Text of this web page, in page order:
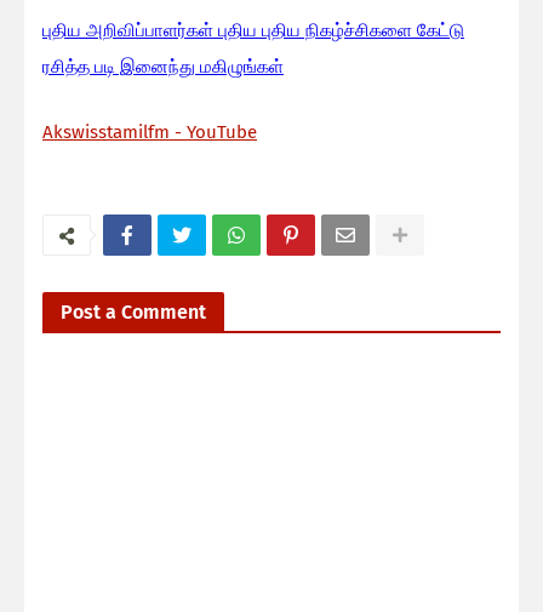
புதிய அறிவிப்பாளர்கள் புதிய புதிய நிகழ்ச்சிகளை கேட்டு
ரசித்த படி இனைந்து மகிழுங்கள்
Akswisstamilfm - YouTube
Post a Comment